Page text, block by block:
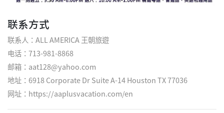
联系方式
联系人：ALL AMERICA 王朝旅遊
电话：713-981-8868
邮箱：aat128@yahoo.com
地址：6918 Corporate Dr Suite A-14 Houston TX 77036
网址： https://aaplusvacation.com/en